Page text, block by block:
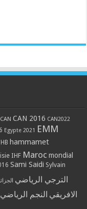
CAN CAN 2016 CAN2022
Egypte 2021 EMM
hammamet
IHF Maroc mondial
Sami Saidi Sylvain
الترجي الرياضي
الافريقي النجم